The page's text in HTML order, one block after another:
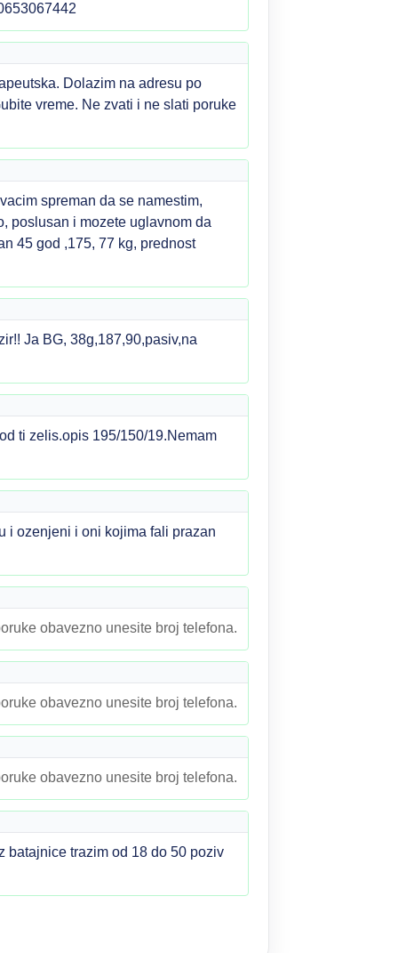
Dolazim na adresu po
vreme. Ne zvati i ne slati poruke
spreman da se namestim,
poslusan i mozete uglavnom da
45 god ,175, 77 kg, prednost
Ja BG, 38g,187,90,pasiv,na
ti zelis.opis 195/150/19.Nemam
i ozenjeni i oni kojima fali prazan
obavezno unesite broj telefona.
obavezno unesite broj telefona.
obavezno unesite broj telefona.
batajnice trazim od 18 do 50 poziv